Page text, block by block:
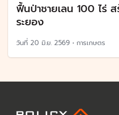
ฟื้นป่าชายเลน 100 ไร่
ระยอง
วันที่ 20 มิ.ย. 2569 • การเกษตร